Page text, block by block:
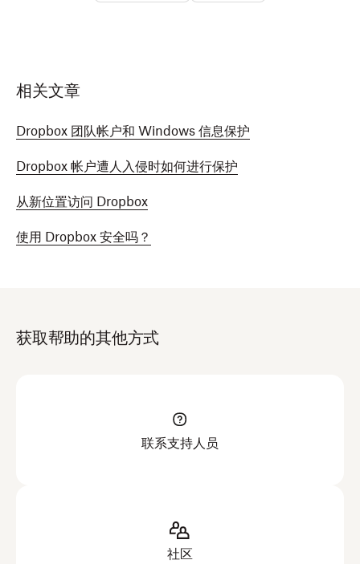
相关文章
Dropbox 团队帐户和 Windows 信息保护
Dropbox 帐户遭人入侵时如何进行保护
从新位置访问 Dropbox
使用 Dropbox 安全吗？
获取帮助的其他方式
联系支持人员
社区